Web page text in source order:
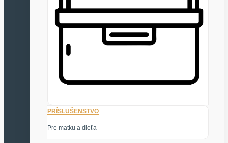
PRÍSLUŠENSTVO
Pre matku a dieťa